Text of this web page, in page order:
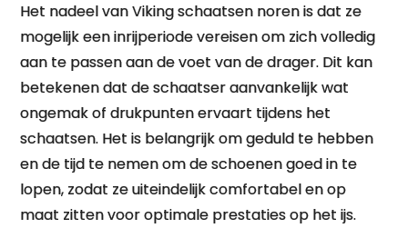
Het nadeel van Viking schaatsen noren is dat ze
mogelijk een inrijperiode vereisen om zich volledig
aan te passen aan de voet van de drager. Dit kan
betekenen dat de schaatser aanvankelijk wat
ongemak of drukpunten ervaart tijdens het
schaatsen. Het is belangrijk om geduld te hebben
en de tijd te nemen om de schoenen goed in te
lopen, zodat ze uiteindelijk comfortabel en op
maat zitten voor optimale prestaties op het ijs.